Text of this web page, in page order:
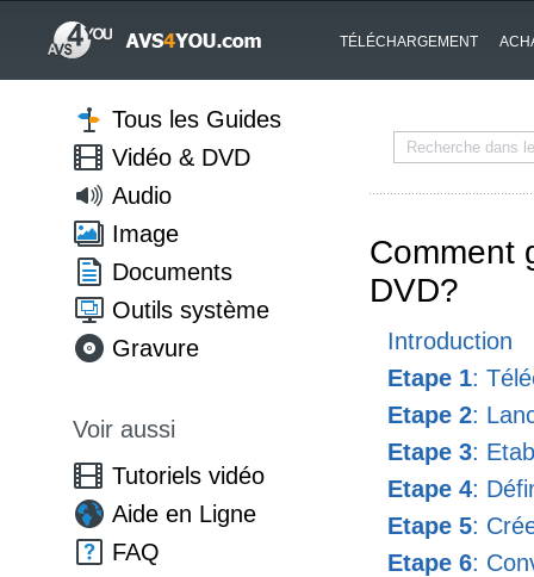
TÉLÉCHARGEMENT
Comment
DVD?
Introduction
Etape 1:
Etape 2:
Etape 3:
Etape 4:
Etape 5:
Etape 6:
Tous les Guides
Vidéo & DVD
Audio
Image
Documents
Outils système
Gravure
Voir aussi
Tutoriels vidéo
Aide en Ligne
FAQ